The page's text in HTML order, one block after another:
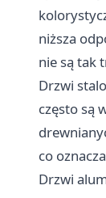
niższa
nie są tak
Drzwi
często są
co
Drzwi